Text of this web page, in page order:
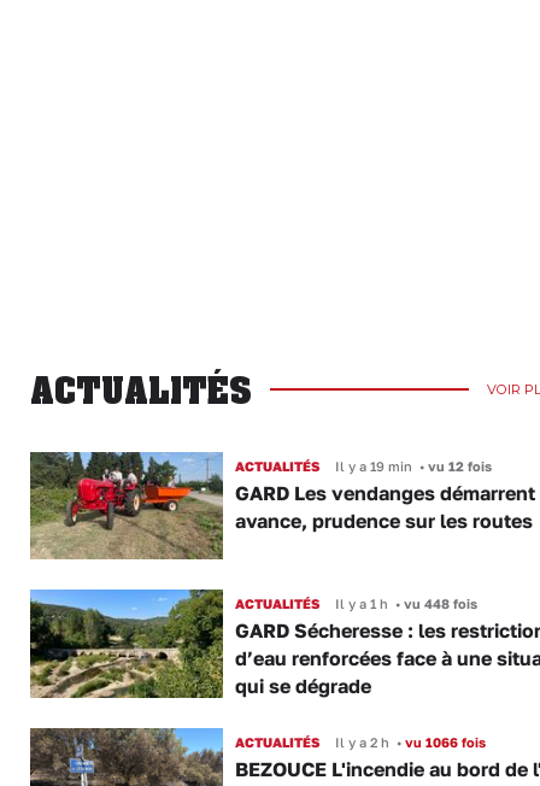
ACTUALITÉS VOIR
ACTUALITÉS Il y a 19 min •vu 12 fois
GARD Les vendanges démarrent
avance, prudence sur les routes
ACTUALITÉS Il y a 1 h •vu 448 fois
GARD Sécheresse : les
d’eau renforcées face à une
qui se dégrade
ACTUALITÉS Il y a 2 h •vu 1066 fois
BEZOUCE L'incendie au bord de